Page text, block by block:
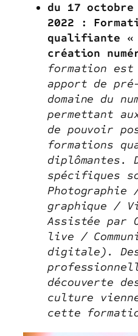
du 17 octobre
2022 :
qualifiante «
création
formation est
apport de
domaine du
permettant
de pouvoir
formations
diplômantes.
spécifiques
Photographie
graphique /
Assistée par
live /
digitale).
découverte
culture
cette